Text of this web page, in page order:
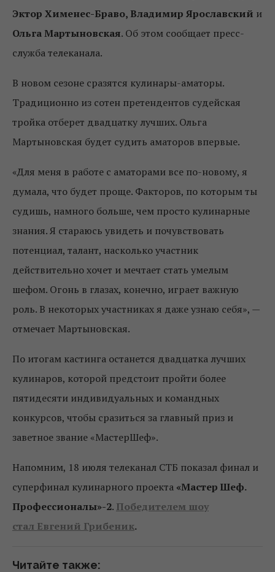
Эктор Хименес-Браво, Владимир Ярославский и
Ольга Мартыновская. Об этом сообщает пресс-
служба телеканала.
В новом сезоне сразятся кулинары-аматоры.
Традиционно из сотен претендентов судейская
тройка отберет двадцатку лучших. Ольга
Мартыновская будет судить аматоров впервые.
«Для меня в работе с аматорами все по-новому, я
думала, что будет проще. Факторов, по которым ты
судишь, намного больше, чем просто кулинарные
знания. Я стараюсь увидеть и почувствовать
потенциал, талант, насколько участник
действительно хочет и мечтает стать умелым
шефом. Огонь в глазах, конечно, играет важную
роль. В некоторых участниках я даже узнаю себя», —
отмечает Мартыновская.
По итогам кастинга останется двадцатка лучших
кулинаров, которой предстоит пройти более
пятидесяти индивидуальных и командных
конкурсов, чтобы сразиться за главный приз и
заветное звание «МастерШеф».
Напомним, 18 июля телеканал СТБ показал финал и
суперфинал кулинарного проекта «Мастер Шеф.
Профессионалы»-2. Победителем шоу
стал Евгений Грибеник.
Читайте также: